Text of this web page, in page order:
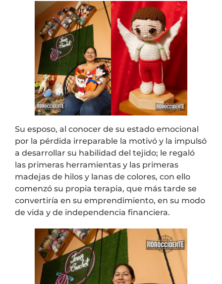
Su esposo, al conocer de su estado emocional
por la pérdida irreparable la motivó y la impulsó
a desarrollar su habilidad del tejido; le regaló
las primeras herramientas y las primeras
madejas de hilos y lanas de colores, con ello
comenzó su propia terapia, que más tarde se
convertiría en su emprendimiento, en su modo
de vida y de independencia financiera.